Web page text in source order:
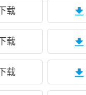
载
载
载